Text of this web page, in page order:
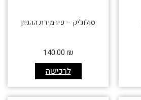
סולוג'יק – פירמידת ההגיון
לרכישה
140.00 ₪